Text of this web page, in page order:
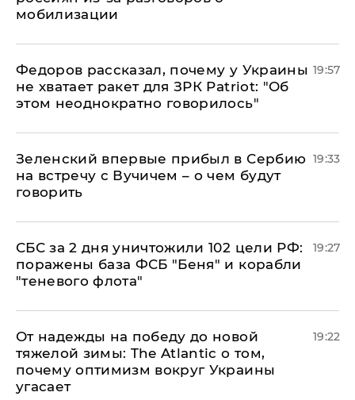
мобилизации
Федоров рассказал, почему у Украины
не хватает ракет для ЗРК Patriot: "Об
этом неоднократно говорилось"
19:57
Зеленский впервые прибыл в Сербию
на встречу с Вучичем – о чем будут
говорить
19:33
СБС за 2 дня уничтожили 102 цели РФ:
поражены база ФСБ "Беня" и корабли
"теневого флота"
19:27
От надежды на победу до новой
тяжелой зимы: The Atlantic о том,
почему оптимизм вокруг Украины
угасает
19:22